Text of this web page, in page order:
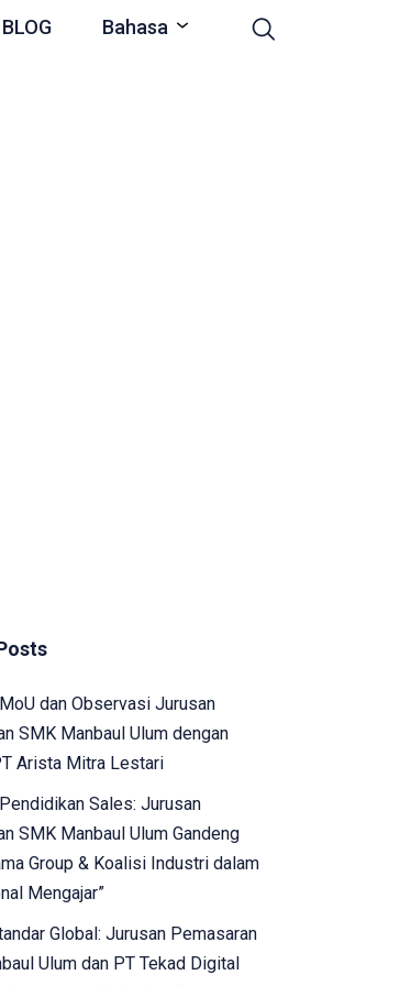
BLOG Bahasa
dan Observasi Jurusan
SMK Manbaul Ulum dengan
Arista Mitra Lestari
Sales: Jurusan
SMK Manbaul Ulum Gandeng
Group & Koalisi Industri dalam
Mengajar”
Global: Jurusan Pemasaran
Ulum dan PT Tekad Digital